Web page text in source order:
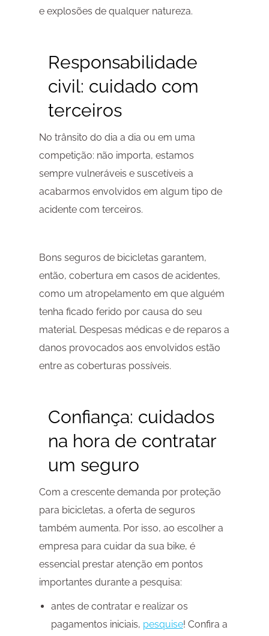
e explosões de qualquer natureza.
Responsabilidade
civil: cuidado com
terceiros
No trânsito do dia a dia ou em uma
competição: não importa, estamos
sempre vulneráveis e suscetíveis a
acabarmos envolvidos em algum tipo de
acidente com terceiros.
Bons seguros de bicicletas garantem,
então, cobertura em casos de acidentes,
como um atropelamento em que alguém
tenha ficado ferido por causa do seu
material. Despesas médicas e de reparos a
danos provocados aos envolvidos estão
entre as coberturas possíveis.
Confiança: cuidados
na hora de contratar
um seguro
Com a crescente demanda por proteção
para bicicletas, a oferta de seguros
também aumenta. Por isso, ao escolher a
empresa para cuidar da sua bike, é
essencial prestar atenção em pontos
importantes durante a pesquisa:
antes de contratar e realizar os
pagamentos iniciais, pesquise! Confira a